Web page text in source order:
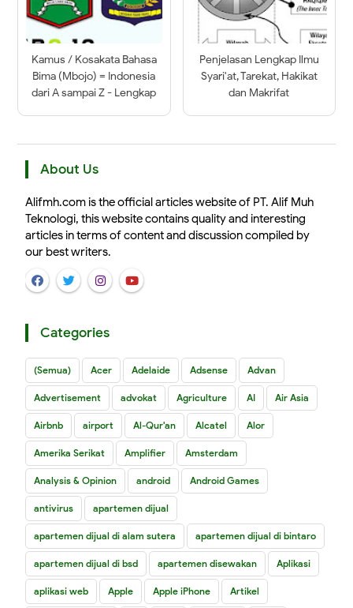
Kamus / Kosakata Bahasa
Bima (Mbojo) = Indonesia
dari A sampai Z - Lengkap
Penjelasan Lengkap Ilmu
Syari'at, Tarekat, Hakikat
dan Makrifat
About Us
Alifmh.com is the official articles website of PT. Alif Muh
Teknologi, this website contains quality and interesting
articles in terms of content and discussion compiled by
our best writers.
Categories
(Semua) Acer Adelaide Adsense Advan
Advertisement advokat Agriculture AI Air Asia
Airbnb airport Al-Qur'an Alcatel Alor
Amerika Serikat Amplifier Amsterdam
Analysis & Opinion android Android Games
antivirus apartemen dijual
apartemen dijual di alam sutera apartemen dijual di bintaro
apartemen dijual di bsd apartemen disewakan Aplikasi
aplikasi web Apple Apple iPhone Artikel